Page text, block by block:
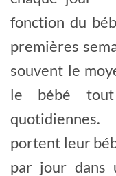
fonction du
premières
souvent le
le bébé
portent leur
par jour dans